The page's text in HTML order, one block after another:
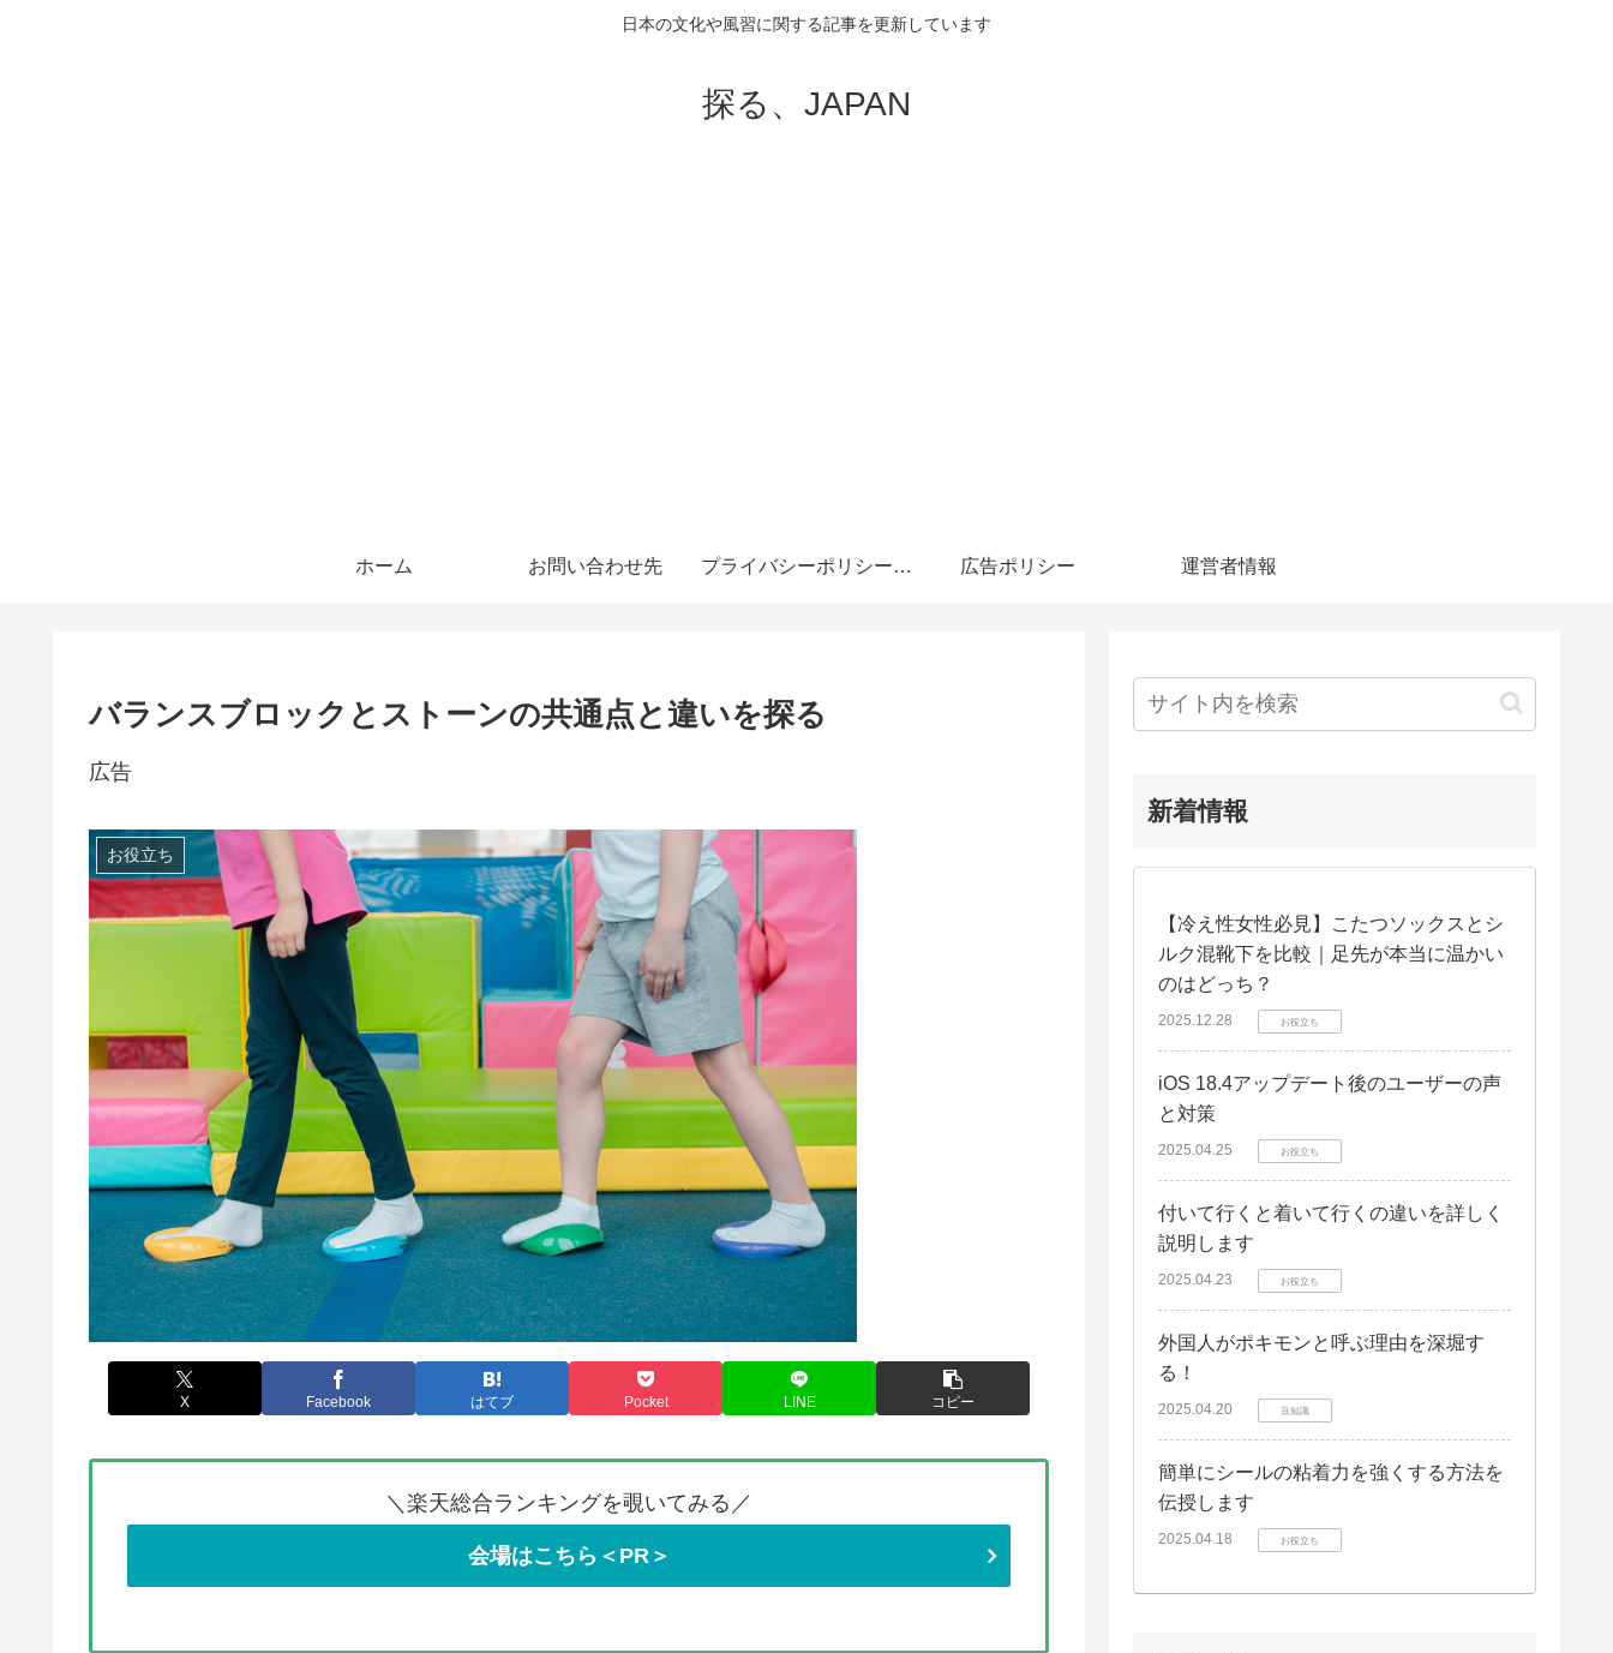
日本の文化や風習に関する記事を更新しています
探る、JAPAN
ホーム お問い合わせ先 プライバシーポリシー・免責事項 広告ポリシー 運営者情報
バランスブロックとストーンの共通点と違いを探る
広告
お役立ち
X Facebook はてブ Pocket LINE コピー
＼楽天総合ランキングを覗いてみる／
会場はこちら＜PR＞
新着情報
【冷え性女性必見】こたつソックスとシ
ルク混靴下を比較｜足先が本当に温かい
のはどっち？
2025.12.28 お役立ち
iOS 18.4アップデート後のユーザーの声
と対策
2025.04.25 お役立ち
付いて行くと着いて行くの違いを詳しく
説明します
2025.04.23 お役立ち
外国人がポキモンと呼ぶ理由を深堀す
る！
2025.04.20 豆知識
簡単にシールの粘着力を強くする方法を
伝授します
2025.04.18 お役立ち